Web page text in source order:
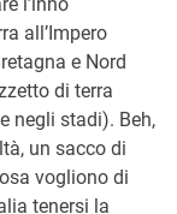
all’Impero
e Nord
di terra
negli stadi). Beh,
un sacco di
vogliono di
tenersi la